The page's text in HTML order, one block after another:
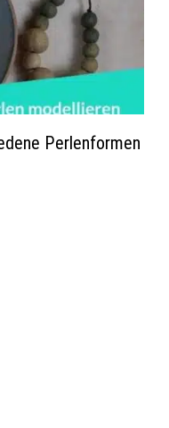
Perlenformen